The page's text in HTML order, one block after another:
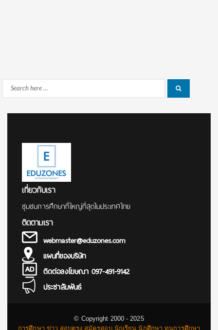
Search
เกี่ยวกับเรา
ชุมชนการศึกษาที่ใหญ่ที่สุดในประเทศไทย
ติดตามเรา
webmaster@eduzones.com
แผนที่ของบริษัท
ติดต่อลงโฆษณา 097-491-9142
ประชาสัมพันธ์
© Copyright 2000 - 2025
การศึกษา ข่าว สอบตรง สมัครสอบ นักเรียน นักศึกษา ทุนการศึกษา